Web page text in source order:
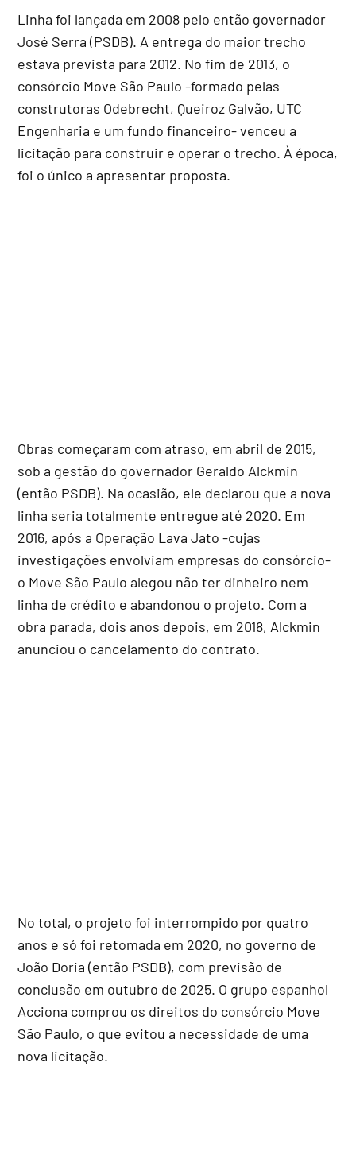
Linha foi lançada em 2008 pelo então governador
José Serra (PSDB). A entrega do maior trecho
estava prevista para 2012. No fim de 2013, o
consórcio Move São Paulo -formado pelas
construtoras Odebrecht, Queiroz Galvão, UTC
Engenharia e um fundo financeiro- venceu a
licitação para construir e operar o trecho. À época,
foi o único a apresentar proposta.
Obras começaram com atraso, em abril de 2015,
sob a gestão do governador Geraldo Alckmin
(então PSDB). Na ocasião, ele declarou que a nova
linha seria totalmente entregue até 2020. Em
2016, após a Operação Lava Jato -cujas
investigações envolviam empresas do consórcio-
o Move São Paulo alegou não ter dinheiro nem
linha de crédito e abandonou o projeto. Com a
obra parada, dois anos depois, em 2018, Alckmin
anunciou o cancelamento do contrato.
No total, o projeto foi interrompido por quatro
anos e só foi retomada em 2020, no governo de
João Doria (então PSDB), com previsão de
conclusão em outubro de 2025. O grupo espanhol
Acciona comprou os direitos do consórcio Move
São Paulo, o que evitou a necessidade de uma
nova licitação.